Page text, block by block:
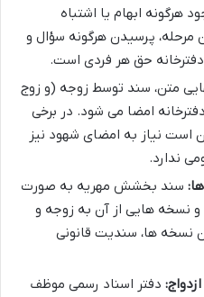
هرگونه ابهام یا اشتباه
مرحله، پرسیدن هرگونه سؤال و
حق هر فردی است.
متن، سند توسط زوجه (و زوج
امضا می شود. در برخی
است نیاز به امضای شهود نیز
ندارد.
سند بخشش مهریه به صورت
نسخه هایی از آن به زوجه و
نسخه ها، سندیت قانونی
دفتر اسناد رسمی موظف